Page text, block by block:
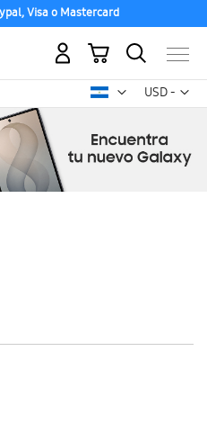
Visa o Mastercard
USD -
dólar
Mi carrito